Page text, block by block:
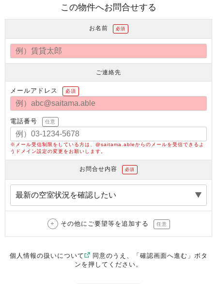
この物件へお問合せする
お名前 必須
ご連絡先
メールアドレス 必須
電話番号 任意
※メール受信制限をしている方は、@saitama.ableからのメールを受信できるよ
うドメイン設定の変更をお願いします。
お問合せ内容 必須
その他にご要望等を追加する 任意
個人情報の扱いについて
同意のうえ、「確認画面へ進む」ボタ
ンを押してください。